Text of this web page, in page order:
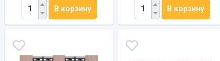
В корзину В корзину